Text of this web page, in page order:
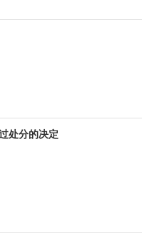
处分的决定